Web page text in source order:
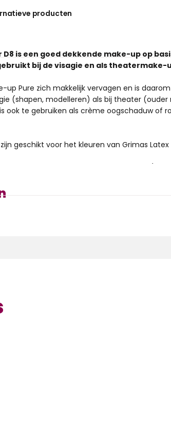
producten
is een goed dekkende make-up op
bij de visagie en als theatermake-
up Pure zich makkelijk vervagen en is
(shapen, modelleren) als bij theater (ouder
ook te gebruiken als crème oogschaduw of
geschikt voor het kleuren van Grimas Latex
geen chemische conserveermiddelen